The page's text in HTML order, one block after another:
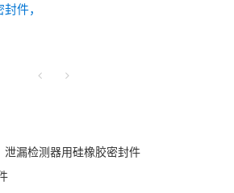
件，
泄漏检测器用硅橡胶密封件